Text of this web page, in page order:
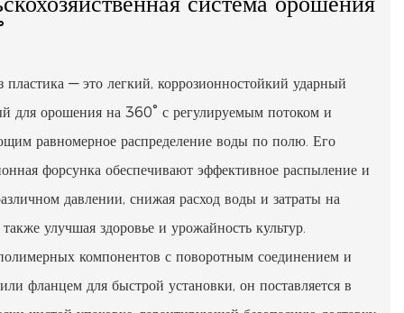
— это легкий, коррозионностойкий ударный
для орошения на 360° с регулируемым потоком и
равномерное распределение воды по полю. Его
форсунка обеспечивают эффективное распыление и
давлении, снижая расход воды и затраты на
улучшая здоровье и урожайность культур.
компонентов с поворотным соединением и
фланцем для быстрой установки, он поставляется в